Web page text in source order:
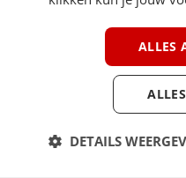
ALLES
DETAILS